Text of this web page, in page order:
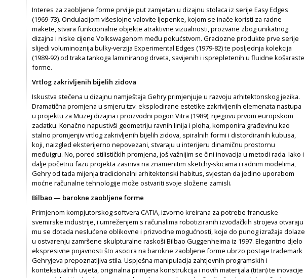
Interes za zaobljene forme prvi je put zamjetan u dizajnu stolaca iz serije Easy Edges
(1969-73). Ondulacijom višeslojne valovite ljepenke, kojom se inače koristi za radne
makete, stvara funkcionalne objekte atraktivne vizualnosti, prozvane zbog unikatnog
dizajna i niske cijene Volkswagenom među pokućstvom. Graciozne produkte prve serije
slijedi voluminoznija bulky-verzija Experimental Edges (1979-82) te posljednja kolekcija
(1989-92) od traka tankoga laminiranog drveta, savijenih i isprepletenih u fluidne košaraste
forme.
Vrtlog zakrivljenih bijelih zidova
Iskustva stečena u dizajnu namještaja Gehry primjenjuje u razvoju arhitektonskog jezika.
Dramatična promjena u smjeru tzv. eksplodirane estetike zakrivljenih elemenata nastupa
u projektu za Muzej dizajna i proizvodni pogon Vitra (1989), njegovu prvom europskom
zadatku. Konačno napustivši geometriju ravnih linija i ploha, komponira građevinu kao
stalno promjenjiv vrtlog zakrivljenih bijelih zidova, spiralnih formi i distordiranih kubusa,
koji, naizgled eksterijerno nepovezani, stvaraju u interijeru dinamičnu prostornu
međuigru. No, pored stilističkih promjena, još važnijim se čini inovacija u metodi rada. Iako i
dalje početnu fazu projekta zasniva na znamenitim sketchy-skicama i radnim modelima,
Gehry od tada mijenja tradicionalni arhitektonski habitus, svjestan da jedino uporabom
moćne računalne tehnologije može ostvariti svoje složene zamisli.
Bilbao — barokne zaobljene forme
Primjenom kompjutorskog softvera CATIA, izvorno kreirana za potrebe francuske
svemirske industrije, i umreženjem s računalima robotiziranih izvođačkih strojeva otvaraju
mu se dotada neslućene oblikovne i prizvodne mogućnosti, koje do punog izražaja dolaze
u ostvarenju zamršene skulpturalne raskoši Bilbao Guggenheima iz 1997. Elegantno djelo
ekspresivne pojavnosti što asocira na barokne zaobljene forme ubrzo postaje trademark
Gehryjeva prepoznatljiva stila. Uspješna manipulacija zahtjevnih programskih i
kontekstualnih uvjeta, originalna primjena konstrukcija i novih materijala (titan) te inovacije